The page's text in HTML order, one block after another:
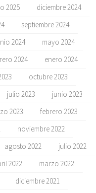
2025
diciembre 2024
septiembre 2024
2024
mayo 2024
2024
enero 2024
octubre 2023
julio 2023
junio 2023
2023
febrero 2023
noviembre 2022
agosto 2022
julio 2022
2022
marzo 2022
diciembre 2021